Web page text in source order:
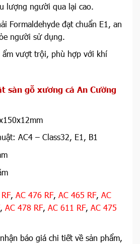
lượng người qua lại cao.
Formaldehyde đạt chuẩn E1, an
người sử dụng.
ẩm vượt trội, phù hợp với khí
sàn gỗ xương cá An Cường
AC4– Class32, E1, B1
, AC 476 RF, AC 465 RF, AC
, AC 478 RF, AC 611 RF, AC 475
báo giá chi tiết về sản phẩm,